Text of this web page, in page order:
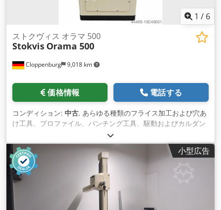
1 / 6
Cloppenburg 9,018 km
ストクヴィス オラマ 500
Stokvis Orama 500
価格情報 電話する
コンディション: 中古, あらゆる種類のフライス加工および穴あ
け工具、プロファイル、パンチング工具、駆動およびカルダン
シャフト、プロファイルローラーなどの 測定に適しています。
アクセサリー: デジタル表示付き測定テーブル調整 スクリーン
直径：500 mm 倍率：50倍と100倍 上部テーブルの回転範囲：
a. +/- 2 mm 接続負荷（概算）: 230 V / 50 Hz 寸法（幅×奥行×
高さ）：約1200×700×1800mm 重量約: 400 kg 色: ライトグレ
ー Csdpfxewnnwgs Alyerf
小型広告